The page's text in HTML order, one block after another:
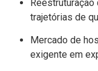
Reestruturação
trajetórias de
Mercado de
exigente em